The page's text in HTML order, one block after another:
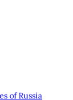
of Russia